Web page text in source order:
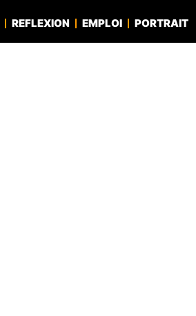
REFLEXION EMPLOI PORTRAIT